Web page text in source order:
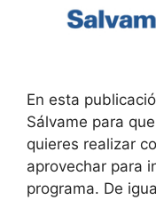
En esta
Sálvame para
quieres realizar
aprovechar para
programa. De